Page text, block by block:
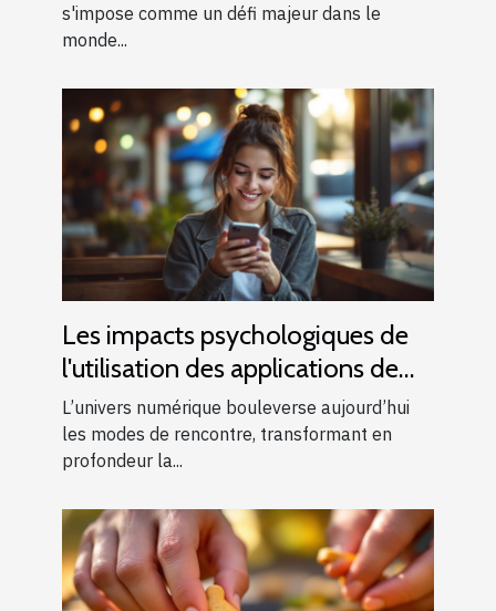
s'impose comme un défi majeur dans le
monde...
Les impacts psychologiques de
l'utilisation des applications de
rencontres modernes
L’univers numérique bouleverse aujourd’hui
les modes de rencontre, transformant en
profondeur la...